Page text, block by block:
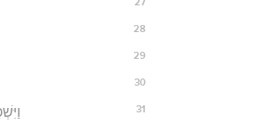
28
29
30
31